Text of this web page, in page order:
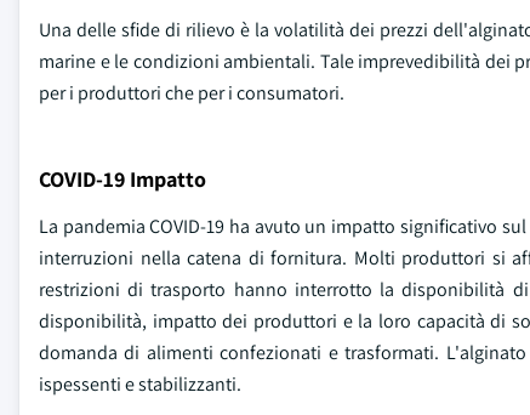
Una delle sfide di rilievo è la volatilità dei prezzi
marine e le condizioni ambientali. Tale imprevedibilità dei
per i produttori che per i consumatori.
COVID-19 Impatto
La pandemia COVID-19 ha avuto un impatto significativo
interruzioni nella catena di fornitura. Molti produttori si
restrizioni di trasporto hanno interrotto la disponibilità
disponibilità, impatto dei produttori e la loro capacità di
domanda di alimenti confezionati e trasformati.
ispessenti e stabilizzanti.